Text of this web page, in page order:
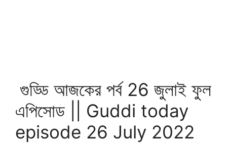
গুড্ডি আজকের পর্ব 26 জুলাই ফুল
এপিসোড || Guddi today
episode 26 July 2022